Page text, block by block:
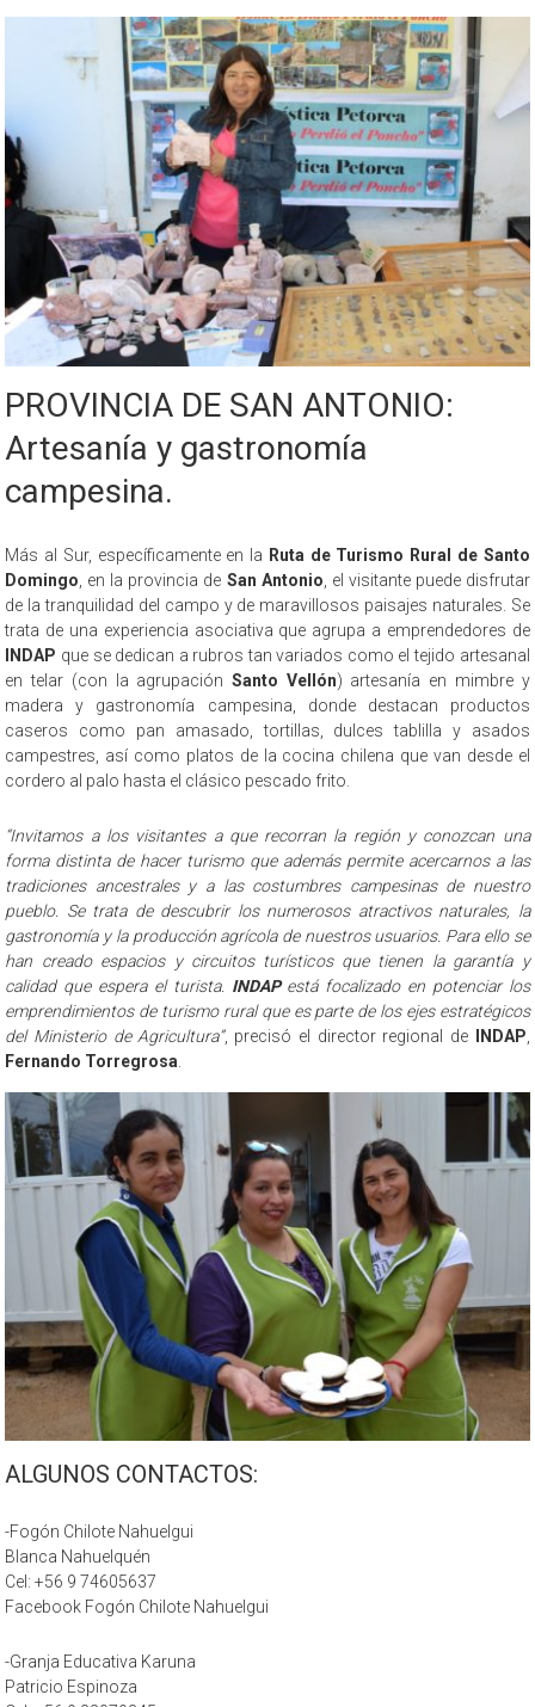
PROVINCIA DE SAN ANTONIO:
Artesanía y gastronomía
campesina.
Más al Sur, específicamente en la Ruta de Turismo Rural de Santo
Domingo , en la provincia de San Antonio , el visitante puede disfrutar
de la tranquilidad del campo y de maravillosos paisajes naturales. Se
trata de una experiencia asociativa que agrupa a emprendedores de
INDAP que se dedican a rubros tan variados como el tejido artesanal
en telar (con la agrupación Santo Vellón) artesanía en mimbre y
madera y gastronomía campesina, donde destacan productos
caseros como pan amasado, tortillas, dulces tablilla y asados
campestres, así como platos de la cocina chilena que van desde el
cordero al palo hasta el clásico pescado frito.
“Invitamos a los visitantes a que recorran la región y conozcan una
forma distinta de hacer turismo que además permite acercarnos a las
tradiciones ancestrales y a las costumbres campesinas de nuestro
pueblo. Se trata de descubrir los numerosos atractivos naturales, la
gastronomía y la producción agrícola de nuestros usuarios. Para ello se
han creado espacios y circuitos turísticos que tienen la garantía y
calidad que espera el turista. INDAPestá focalizado en potenciar los
emprendimientos de turismo rural que es parte de los ejes estratégicos
del Ministerio de Agricultura”, precisó el director regional de INDAP
Fernando Torregrosa
ALGUNOS CONTACTOS:
-Fogón Chilote Nahuelgui
Blanca Nahuelquén
Cel: +56 9 74605637
Facebook Fogón Chilote Nahuelgui
-Granja Educativa Karuna
Patricio Espinoza